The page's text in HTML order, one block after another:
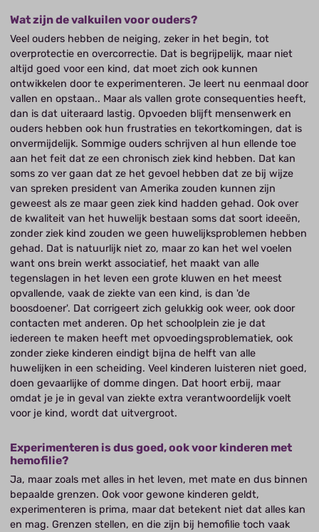
Wat zijn de valkuilen voor ouders?
Veel ouders hebben de neiging, zeker in het begin, tot
overprotectie en overcorrectie. Dat is begrijpelijk, maar niet
altijd goed voor een kind, dat moet zich ook kunnen
ontwikkelen door te experimenteren. Je leert nu eenmaal door
vallen en opstaan.. Maar als vallen grote consequenties heeft,
dan is dat uiteraard lastig. Opvoeden blijft mensenwerk en
ouders hebben ook hun frustraties en tekortkomingen, dat is
onvermijdelijk. Sommige ouders schrijven al hun ellende toe
aan het feit dat ze een chronisch ziek kind hebben. Dat kan
soms zo ver gaan dat ze het gevoel hebben dat ze bij wijze
van spreken president van Amerika zouden kunnen zijn
geweest als ze maar geen ziek kind hadden gehad. Ook over
de kwaliteit van het huwelijk bestaan soms dat soort ideeën,
zonder ziek kind zouden we geen huwelijksproblemen hebben
gehad. Dat is natuurlijk niet zo, maar zo kan het wel voelen
want ons brein werkt associatief, het maakt van alle
tegenslagen in het leven een grote kluwen en het meest
opvallende, vaak de ziekte van een kind, is dan 'de
boosdoener'. Dat corrigeert zich gelukkig ook weer, ook door
contacten met anderen. Op het schoolplein zie je dat
iedereen te maken heeft met opvoedingsproblematiek, ook
zonder zieke kinderen eindigt bijna de helft van alle
huwelijken in een scheiding. Veel kinderen luisteren niet goed,
doen gevaarlijke of domme dingen. Dat hoort erbij, maar
omdat je je in geval van ziekte extra verantwoordelijk voelt
voor je kind, wordt dat uitvergroot.
Experimenteren is dus goed, ook voor kinderen met
hemofilie?
Ja, maar zoals met alles in het leven, met mate en dus binnen
bepaalde grenzen. Ook voor gewone kinderen geldt,
experimenteren is prima, maar dat betekent niet dat alles kan
en mag. Grenzen stellen, en die zijn bij hemofilie toch vaak